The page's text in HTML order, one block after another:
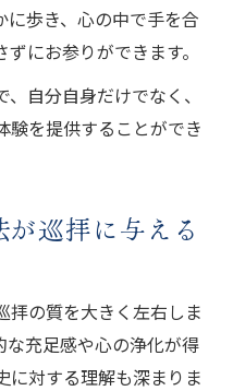
歩き、心の中で手を合
にお参りができます。
自分自身だけでなく、
験を提供することができ
巡拝に与える
拝の質を大きく左右しま
な充足感や心の浄化が得
に対する理解も深まりま